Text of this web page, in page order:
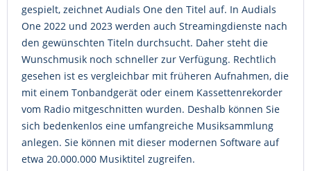
gespielt, zeichnet Audials One den Titel auf. In Audials
One 2022 und 2023 werden auch Streamingdienste nach
den gewünschten Titeln durchsucht. Daher steht die
Wunschmusik noch schneller zur Verfügung. Rechtlich
gesehen ist es vergleichbar mit früheren Aufnahmen, die
mit einem Tonbandgerät oder einem Kassettenrekorder
vom Radio mitgeschnitten wurden. Deshalb können Sie
sich bedenkenlos eine umfangreiche Musiksammlung
anlegen. Sie können mit dieser modernen Software auf
etwa 20.000.000 Musiktitel zugreifen.